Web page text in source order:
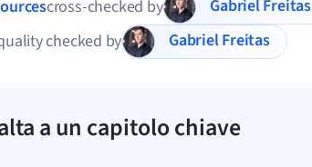
cross-checked by
Gabriel Freitas
checked by
Gabriel Freitas
a un capitolo chiave